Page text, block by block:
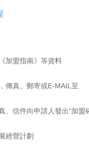
盟指南》等資料
真、郵寄或E-MAIL至
信件向申請人發出“加盟
經營計劃